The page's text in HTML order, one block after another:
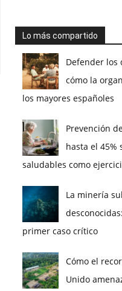
Lo más compartido
Defender los
cómo la
los mayores españoles
Prevención
hasta el 45%
saludables como
La minería
primer caso crítico
Cómo el
Unido